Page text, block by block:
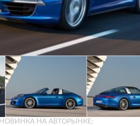
НОВИНКА НА АВТОРЫНКЕ: